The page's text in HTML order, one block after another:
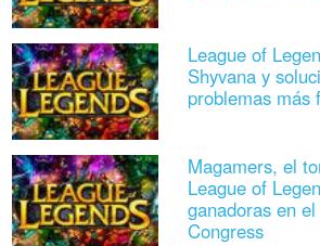
League of
Shyvana y
problemas más
Magamers, el
League of
ganadoras en
Congress